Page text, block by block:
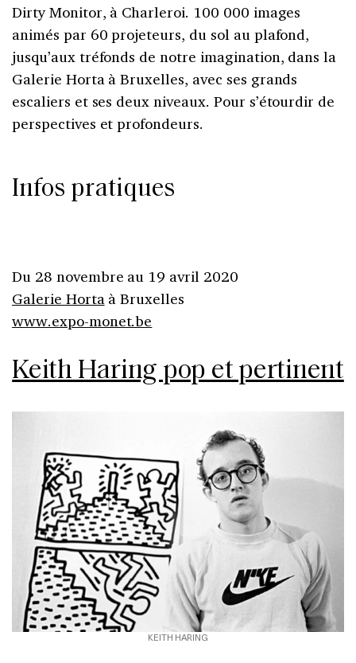
Dirty Monitor, à Charleroi. 100 000 images
animés par 60 projeteurs, du sol au plafond,
jusqu’aux tréfonds de notre imagination, dans la
Galerie Horta à Bruxelles, avec ses grands
escaliers et ses deux niveaux. Pour s’étourdir de
perspectives et profondeurs.
Infos pratiques
Du 28 novembre au 19 avril 2020
Galerie Horta à Bruxelles
www.expo-monet.be
Keith Haring pop et pertinent
KEITH HARING